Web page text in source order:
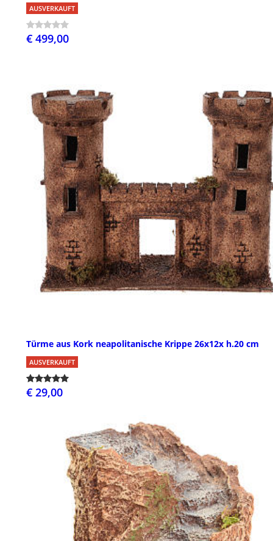
AUSVERKAUFT
€ 499,00
Türme aus Kork neapolitanische Krippe 26x12x h.20 cm
AUSVERKAUFT
€ 29,00